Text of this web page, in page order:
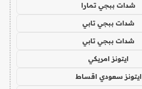
شدات ببجي تمارا
شدات ببجي تابي
شدات ببجي تابي
ايتونز امريكي
ايتونز سعودي اقساط